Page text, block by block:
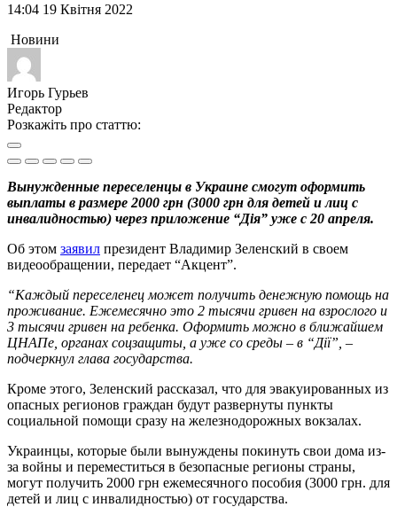
14:04 19 Квітня 2022
Новини
Игорь Гурьев
Редактор
Розкажіть про статтю:
Вынужденные переселенцы в Украине смогут оформить
выплаты в размере 2000 грн (3000 грн для детей и лиц с
инвалидностью) через приложение “Дія” уже с 20 апреля.
Об этом заявил президент Владимир Зеленский в своем
видеообращении, передает “Акцент”.
“Каждый переселенец может получить денежную помощь на
проживание. Ежемесячно это 2 тысячи гривен на взрослого и
3 тысячи гривен на ребенка. Оформить можно в ближайшем
ЦНАПе, органах соцзащиты, а уже со среды – в “Дії”, –
подчеркнул глава государства.
Кроме этого, Зеленский рассказал, что для эвакуированных из
опасных регионов граждан будут развернуты пункты
социальной помощи сразу на железнодорожных вокзалах.
Украинцы, которые были вынуждены покинуть свои дома из-
за войны и переместиться в безопасные регионы страны,
могут получить 2000 грн ежемесячного пособия (3000 грн. для
детей и лиц с инвалидностью) от государства.